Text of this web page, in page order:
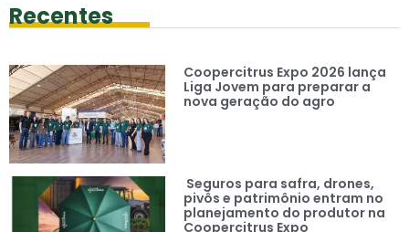
Recentes
Coopercitrus Expo 2026 lança
Liga Jovem para preparar a
nova geração do agro
Seguros para safra, drones,
pivôs e patrimônio entram no
planejamento do produtor na
Coopercitrus Expo